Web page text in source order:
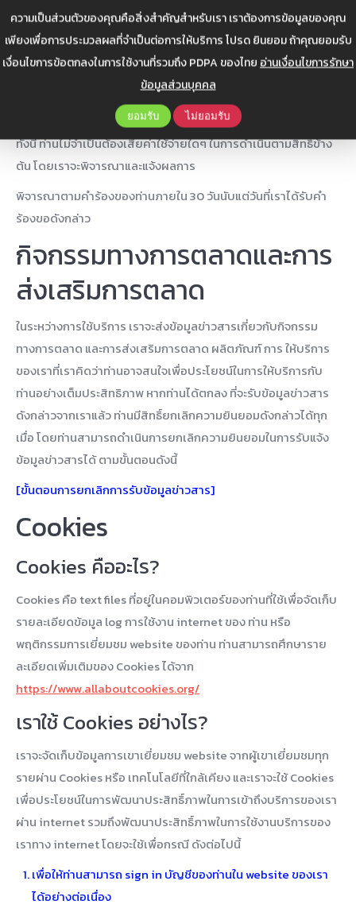
ความเป็นส่วนตัวของคุณคือสิ่งสำคัญสำหรับเรา เราต้องการข้อมูลของคุณ
เพียงเพื่อการประมวลผลที่จำเป็นต่อการให้บริการ โปรด ยินยอม ถ้าคุณยอมรับ
เงื่อนไขการข้อตกลงในการใช้งานที่รวมถึง PDPA ของไทยอ่านเงื่อนไขการรักษา
ข้อมูลส่วนบุคคล
ยอมรับ ไม่ยอมรับ
หรือ ท่านสามารถศึกษา รายละเอียดเงื่อนไข ขอยกเว้นการใช้สิทธิ์
ต่างๆ ได้ที่[link รายละเอียดของการใช้สิทธิ์*]หรือท่านอาจศึกษา
เพิ่มเติมได้ที่[link ข้อมูลสำหรับเจ้าของข้อมูลส่วนบุคคล เช่น
TDPG3.0, เว็บไซตกระทรวงดิจิทัลเพื่อเศรษฐกิจและสังคม
http://www.mdes.go.th]
ทั้งนี้ ท่านไม่จำเป็นต้องเสียค่าใช้จ่ายใดๆ ในการดำเนินตามสิทธิ์ข้าง
ต้น โดยเราจะพิจารณาและแจ้งผลการ
พิจารณาตามคำร้องของท่านภายใน 30 วันนับแต่วันที่เราได้รับคำ
ร้องขอดังกล่าว
กิจกรรมทางการตลาดและการ
ส่งเสริมการตลาด
ในระหว่างการใช้บริการ เราจะส่งข้อมูลข่าวสารเกี่ยวกับกิจกรรม
ทางการตลาด และการส่งเสริมการตลาด ผลิตภัณฑ์ การ ให้บริการ
ของเราที่เราคิดว่าท่านอาจสนใจเพื่อประโยชน์ในการให้บริการกับ
ท่านอย่างเต็มประสิทธิภาพ หากท่านได้ตกลง ที่จะรับข้อมูลข่าวสาร
ดังกล่าวจากเราแล้ว ท่านมีสิทธิ์ยกเลิกความยินยอมดังกล่าวได้ทุก
เมื่อ โดยท่านสามารถดำเนินการยกเลิกความยินยอมในการรับแจ้ง
ข้อมูลข่าวสารได้ ตามขั้นตอนดังนี้
[ขั้นตอนการยกเลิกการรับข้อมูลข่าวสาร]
Cookies
Cookies คืออะไร?
Cookies คือ text files ที่อยู่ในคอมพิวเตอร์ของท่านที่ใช้เพื่อจัดเก็บ
รายละเอียดข้อมูล log การใช้งาน internet ของ ท่าน หรือ
พฤติกรรมการเยี่ยมชม website ของท่าน ท่านสามารถศึกษาราย
ละเอียดเพิ่มเติมของ Cookies ได้จาก
https://www.allaboutcookies.org/
เราใช้ Cookies อย่างไร?
เราจะจัดเก็บข้อมูลการเขาเยี่ยมชม website จากผู้เขาเยี่ยมชมทุก
รายผ่าน Cookies หรือ เทคโนโลยีที่ใกล้เคียง และเราจะใช้ Cookies
เพื่อประโยชน์ในการพัฒนาประสิทธิ์ภาพในการเข้าถึงบริการของเรา
ผ่าน internet รวมถึงพัฒนาประสิทธิ์ภาพในการใช้งานบริการของ
เราทาง internet โดยจะใช้เพื่อกรณี ดังต่อไปนี้
เพื่อให้ท่านสามารถ sign in บัญชีของท่านใน website ของเรา
ได้อย่างต่อเนื่อง